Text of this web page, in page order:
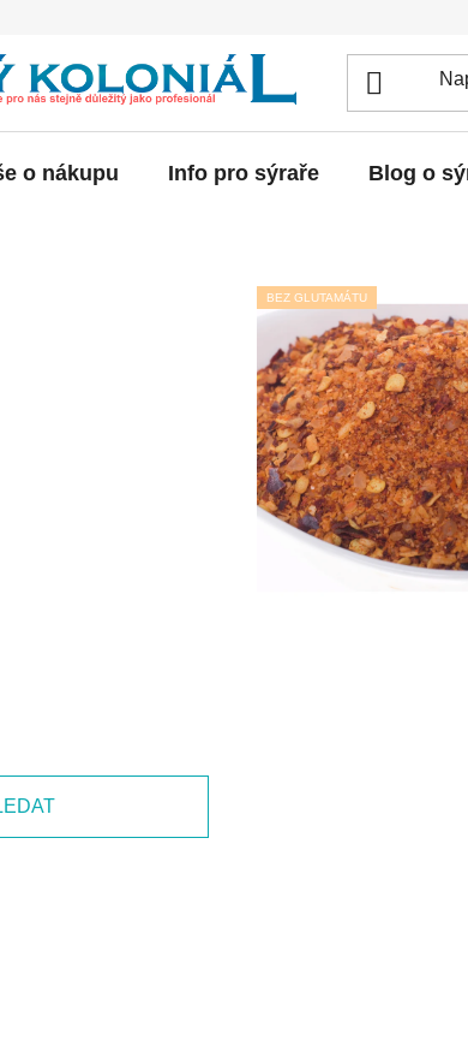
o nákupu Info pro sýraře Blog o
BEZ GLUTAMÁTU